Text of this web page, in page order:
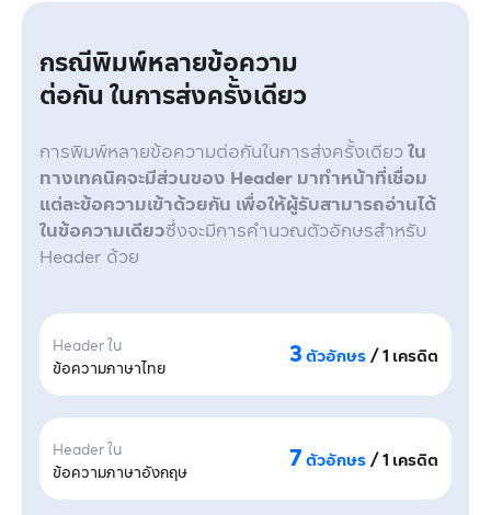
กรณีพิมพ์หลายข้อความ
ต่อกัน ในการส่งครั้งเดียว
การพิมพ์หลายข้อความต่อกันในการส่งครั้งเดียวใน
ทางเทคนิคจะมีส่วนของ Header มาทำหน้าที่เชื่อม
แต่ละข้อความเข้าด้วยกัน เพื่อให้ผู้รับสามารถอ่านได้
ในข้อความเดียวซึ่งจะมีการคำนวณตัวอักษรสำหรับ
Header ด้วย
Header ใน
ข้อความภาษาไทย
3ตัวอักษร/ 1 เครดิต
Header ใน
ข้อความภาษาอังกฤษ
7ตัวอักษร/ 1 เครดิต